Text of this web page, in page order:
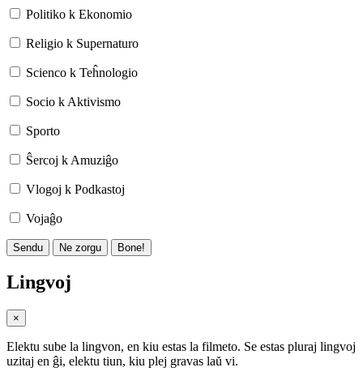
Politiko k Ekonomio
Religio k Supernaturo
Scienco k Teĥnologio
Socio k Aktivismo
Sporto
Ŝercoj k Amuziĝo
Vlogoj k Podkastoj
Vojaĝo
Sendu Ne zorgu Bone!
Lingvoj
×
Elektu sube la lingvon, en kiu estas la filmeto. Se estas pluraj lingvoj
uzitaj en ĝi, elektu tiun, kiu plej gravas laŭ vi.